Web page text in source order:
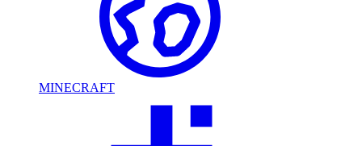
MINECRAFT